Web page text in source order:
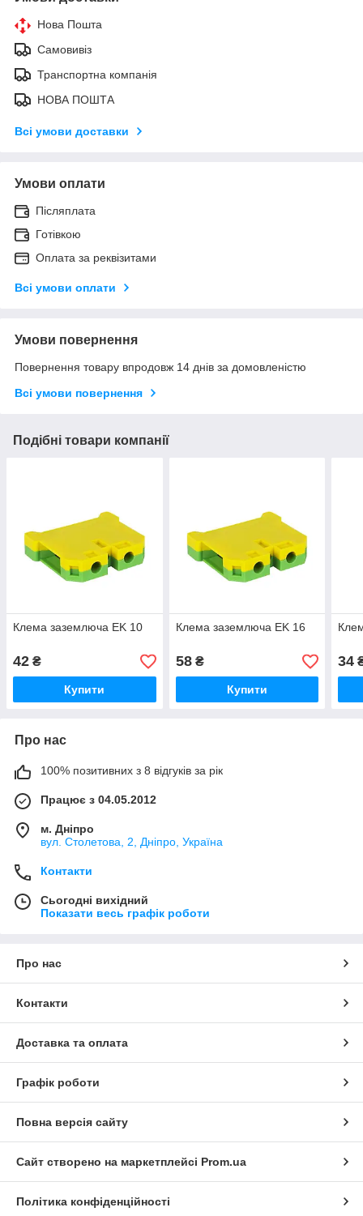
Нова Пошта
Самовивіз
Транспортна компанія
НОВА ПОШТА
Всі умови доставки
Умови оплати
Післяплата
Готівкою
Оплата за реквізитами
Всі умови оплати
Умови повернення
Повернення товару впродовж 14 днів за домовленістю
Всі умови повернення
Подібні товари компанії
Клема заземлюча EK 10
42 ₴
Купити
Клема заземлюча EK 16
58₴
Купити
34
Про нас
100% позитивних з 8 відгуків за рік
Працює з 04.05.2012
м. Дніпро
вул. Столетова, 2, Дніпро, Україна
Контакти
Сьогодні вихідний
Показати весь графік роботи
Про нас
Контакти
Доставка та оплата
Графік роботи
Повна версія сайту
Сайт створено на маркетплейсі Prom.ua
Політика конфіденційності